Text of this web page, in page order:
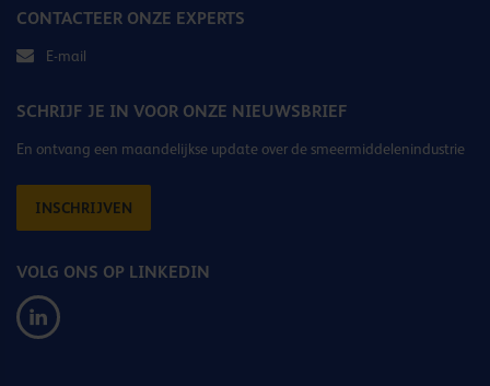
CONTACTEER ONZE EXPERTS
E-mail
SCHRIJF JE IN VOOR ONZE NIEUWSBRIEF
En ontvang een maandelijkse update over de smeermiddelenindustrie
INSCHRIJVEN
VOLG ONS OP LINKEDIN